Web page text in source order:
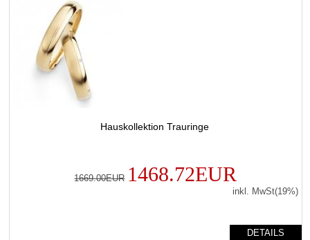
Hauskollektion Trauringe
1669.00EUR 1468.72EUR
inkl. MwSt(19%)
DETAILS